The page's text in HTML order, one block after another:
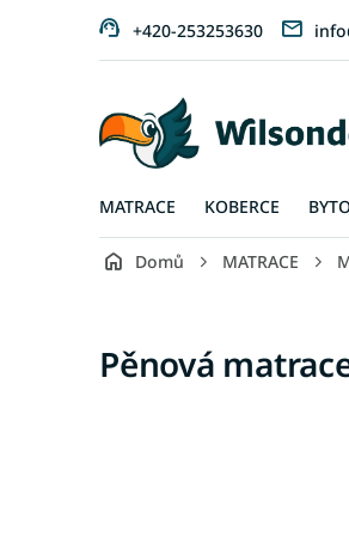
+420-253253630
MATRACE KOBERCE
Domů MATRACE
Pěnová